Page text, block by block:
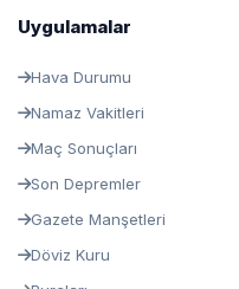
Uygulamalar
Hava Durumu
Namaz Vakitleri
Maç Sonuçları
Son Depremler
Gazete Manşetleri
Döviz Kuru